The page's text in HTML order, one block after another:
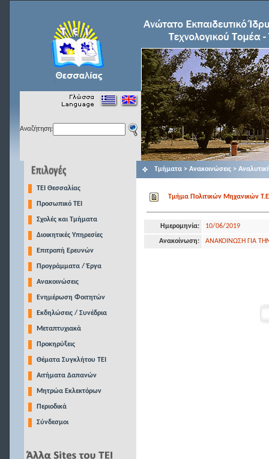
Αναζήτηση:
TEI Θεσσαλίας
Προσωπικό ΤΕΙ
Σχολές και Τμήματα
Διοικητικές Υπηρεσίες
Επιτροπή Ερευνών
Προγράμματα / Έργα
Ανακοινώσεις
Ενημέρωση Φοιτητών
Εκδηλώσεις / Συνέδρια
Μεταπτυχιακά
Προκηρύξεις
Θέματα Συγκλήτου ΤΕΙ
Αιτήματα Δαπανών
Μητρώα Εκλεκτόρων
Περιοδικά
Σύνδεσμοι
Τμήματα > Ανακοινώσεις >
Τμήμα Πολιτικών Μηχανικών
Ημερομηνία: 10/06/2019
Ανακοίνωση: ΑΝΑΚΟΙΝΩΣΗ ΓΙΑ